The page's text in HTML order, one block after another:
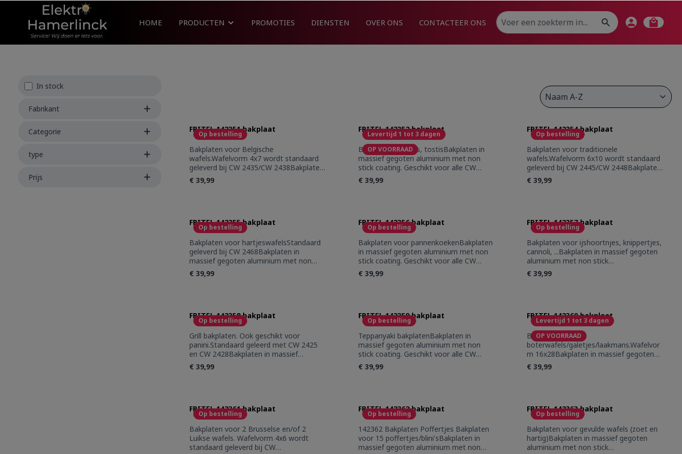
Skip to main navigation
HOME PRODUCTEN PROMOTIES DIENSTEN OVER ONS CONTACTEER ONS
In stock
Fabrikant
Categorie
type
Prijs
Op bestelling
FRITEL 142351 bakplaat
Bakplaten voor Belgische
wafels.Wafelvorm 4x7 wordt standaard
geleverd bij CW 2435/CW 2438Bakplaten
in massief gegoten aluminium met non
stick coating. Geschikt voor: CW 2425 -
€ 39,99
Levertijd 1 tot 3 dagen
OP VOORRAAD
FRITEL 142352 bakplaat
Bakplaten croques, tostisBakplaten in
massief gegoten aluminium met non
stick coating. Geschikt voor alle CW
toestellen
€ 39,99
Op bestelling
FRITEL 142354 bakplaat
Bakplaten voor traditionele
wafels.Wafelvorm 6x10 wordt standaard
geleverd bij CW 2445/CW 2448Bakplaten
in massief gegoten aluminium met non
stick coating. Geschikt voor alle CW
€ 39,99
Op bestelling
FRITEL 142355 bakplaat
Bakplaten voor hartjeswafelsStandaard
geleverd bij CW 2468Bakplaten in
massief gegoten aluminium met non
stick coating. Geschikt voor alle CW
toestellen
€ 39,99
Op bestelling
FRITEL 142356 bakplaat
Bakplaten voor pannenkoekenBakplaten
in massief gegoten aluminium met non
stick coating. Geschikt voor alle CW
toestellen
€ 39,99
Op bestelling
FRITEL 142357 bakplaat
Bakplaten voor ijshoortnjes, knippertjes,
cannoli, ...Bakplaten in massief gegoten
aluminium met non stick
coating. Geschikt voor alle CW toestellen
€ 39,99
Op bestelling
FRITEL 142358 bakplaat
Grill bakplaten. Ook geschikt voor
panini.Standaard geleerd met CW 2425
en CW 2428Bakplaten in massief
gegoten aluminium met non stick
coating. Geschikt voor alle CW toestellen
€ 39,99
Op bestelling
FRITEL 142359 bakplaat
Teppanyaki bakplatenBakplaten in
massief gegoten aluminium met non
stick coating. Geschikt voor alle CW
toestellen
€ 39,99
Levertijd 1 tot 3 dagen
OP VOORRAAD
FRITEL 142360 bakplaat
Bakplaten voor
boterwafels/galetjes/laakmans.Wafelvor
m 16x28Bakplaten in massief gegoten
aluminium met non stick
coating. Geschikt voor alle CW toestellen
€ 39,99
Op bestelling
FRITEL 142361 bakplaat
Bakplaten voor 2 Brusselse en/of 2
Luikse wafels. Wafelvorm 4x6 wordt
standaard geleverd bij CW
Op bestelling
FRITEL 142362 bakplaat
142362 Bakplaten Poffertjes Bakplaten
voor 15 poffertjes/blini'sBakplaten in
massief gegoten aluminium met non
Op bestelling
FRITEL 142363 bakplaat
Bakplaten voor gevulde wafels (zoet en
hartig)Bakplaten in massief gegoten
aluminium met non stick